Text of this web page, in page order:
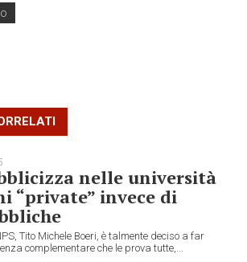
nelle università
“private” invece di
Tito Michele Boeri, è talmente deciso a far
complementare che le prova tutte,...